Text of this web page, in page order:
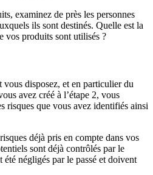
examinez de près les personnes
ils sont destinés. Quelle est la
vos produits sont utilisés ?
disposez, et en particulier du
avez créé à l’étape 2, vous
risques que vous avez identifiés ainsi
déjà pris en compte dans vos
sont déjà contrôlés par le
été négligés par le passé et doivent